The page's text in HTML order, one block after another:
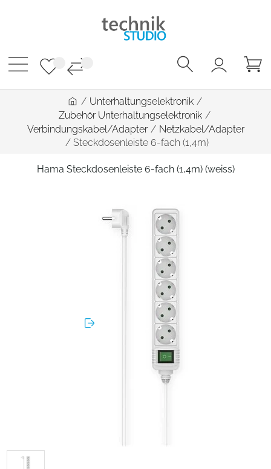
/ Unterhaltungselektronik /
Zubehör Unterhaltungselektronik /
Verbindungskabel/Adapter/ Netzkabel/Adapter
/ Steckdosenleiste 6-fach (1,4m)
Hama Steckdosenleiste 6-fach (1,4m) (weiss)